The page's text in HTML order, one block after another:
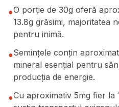
●O porție de 30g oferă
13.8g grăsimi, majoritatea
pentru inimă.
●Semințele conțin
mineral esențial pentru
producția de energie.
●Cu aproximativ 5mg fier la